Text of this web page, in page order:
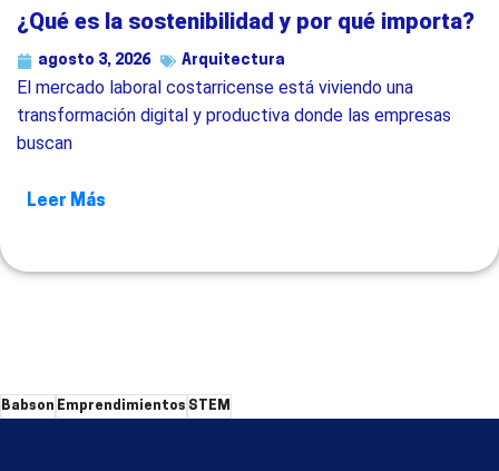
¿Qué es la sostenibilidad y por qué importa?
agosto 3, 2026 Arquitectura
El mercado laboral costarricense está viviendo una
transformación digital y productiva donde las empresas
buscan
Leer Más
Babson Emprendimientos STEM